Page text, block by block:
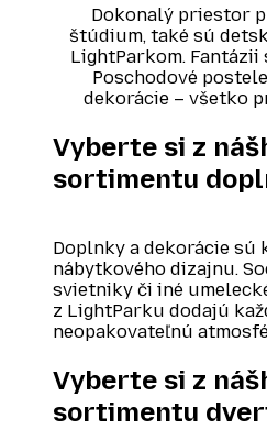
Dokonalý priestor
štúdium, také sú
LightParkom. Fantázii
Poschodové
dekorácie – všetko
Vyberte si z
sortimentu
Doplnky a dekorácie sú
nábytkového dizajnu.
svietniky či iné
z LightParku dodajú
neopakovateľnú
Vyberte si z
sortimentu